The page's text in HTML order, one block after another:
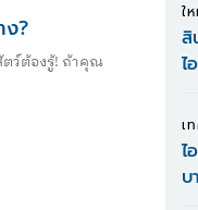
ง?
รู้! ถ้าคุณ
ใ
สิ
ไ
เ
ไ
บ